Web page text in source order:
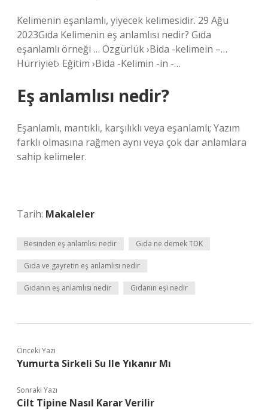
Kelimenin eşanlamlı, yiyecek kelimesidir. 29 Ağu
2023Gıda Kelimenin eş anlamlısı nedir? Gıda
eşanlamlı örneği … Özgürlük ›Bida -kelimein –…
Hürriyiet› Eğitim ›Bida -Kelimin -in -…
Eş anlamlısı nedir?
Eşanlamlı, mantıklı, karşılıklı veya eşanlamlı; Yazım
farklı olmasına rağmen aynı veya çok dar anlamlara
sahip kelimeler.
Tarih: Makaleler
Besinden eş anlamlısı nedir Gıda ne demek TDK
Gıda ve gayretin eş anlamlısı nedir
Gıdanın eş anlamlısı nedir Gıdanın eşi nedir
Önceki Yazı
Yumurta Sirkeli Su Ile Yıkanır Mı
Sonraki Yazı
Cilt Tipine Nasıl Karar Verilir